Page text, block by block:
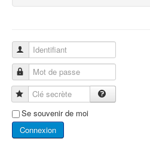
Identifiant
Mot de passe
Clé secrète
Se souvenir de moi
Connexion